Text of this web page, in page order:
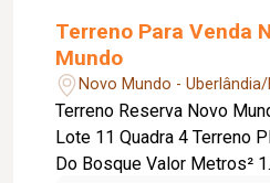
Terreno Para Venda
Mundo
Novo Mundo - Uberlândia/
Terreno Reserva Novo
Lote 11 Quadra 4 Terreno
Do Bosque Valor Metros² 1.075,00